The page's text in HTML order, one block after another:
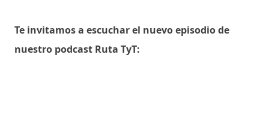
Te invitamos a escuchar el nuevo episodio de
nuestro podcast Ruta TyT: